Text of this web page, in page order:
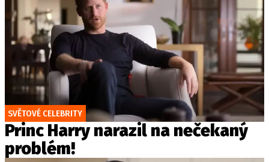
SVĚTOVÉ CELEBRITY
Princ Harry narazil na nečekaný
problém!